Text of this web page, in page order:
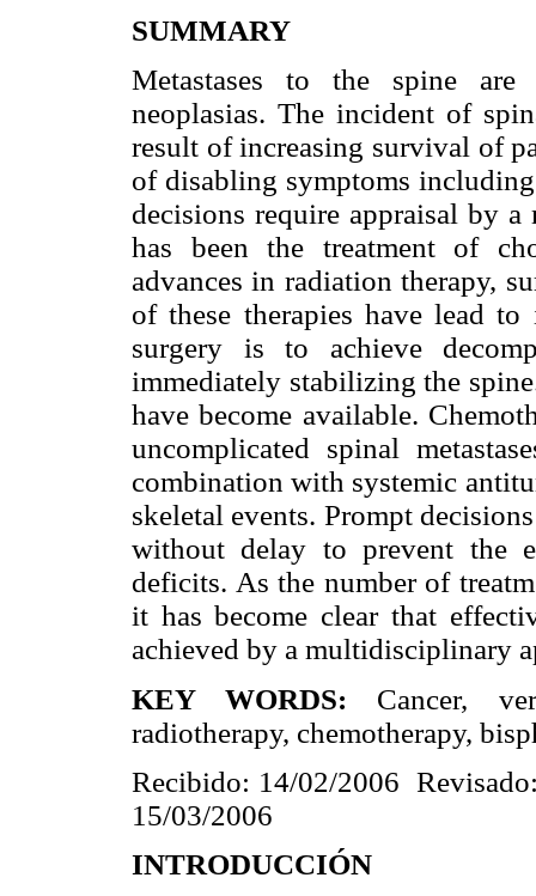
SUMMARY
Metastases to the spine are
neoplasias. The incident of
result of increasing survival of
of disabling symptoms
decisions require appraisal by
has been the treatment of
advances in radiation therapy,
of these therapies have lead
surgery is to achieve
immediately stabilizing the
have become available.
uncomplicated spinal
combination with systemic
skeletal events. Prompt
without delay to prevent the
deficits. As the number of
it has become clear that
achieved by a multidisciplinary
KEY WORDS: Cancer,
radiotherapy, chemotherapy,
Recibido: 14/02/2006
15/03/2006
INTRODUCCIÓN